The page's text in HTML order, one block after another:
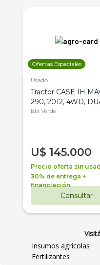
Ofertas Especiales
Usado
Tractor CASE IH
290, 2012, 4WD,
Isla Verde
U$ 145.000
Precio oferta sin
30% de entrega +
financiación
Consultar
Insumos agrícolas
Fertilizantes